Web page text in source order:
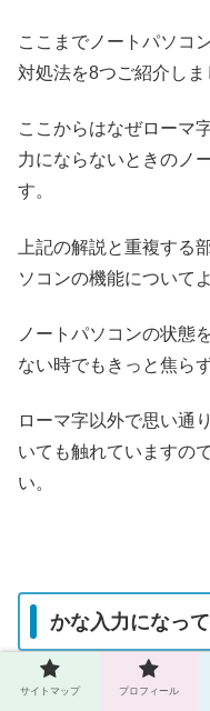
ここまでノートパソコ
対処法を8つご紹介しま
ここからはなぜローマ
力にならないときのノ
す。
上記の解説と重複する
ソコンの機能について
ノートパソコンの状態
ない時でもきっと焦ら
ローマ字以外で思い通
いても触れていますの
い。
かな入力になっ
「あ」と入力するため
サイトマップ プロフィール